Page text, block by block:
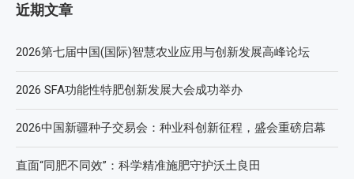
近期文章
2026第七届中国(国际)智慧农业应用与创新发展高峰论坛
2026 SFA功能性特肥创新发展大会成功举办
2026中国新疆种子交易会：种业科创新征程，盛会重磅启幕
直面“同肥不同效”：科学精准施肥守护沃土良田